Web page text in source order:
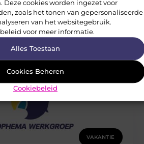
Deze cookies worden ingezet voor
zoals het tonen van gepersonaliseerde
van het websitegebruik.
voor meer informatie.
Alles Toestaan
Cookies Beheren
Cookiebeleid
in een natuurrijke omgeving,
hoeven rijden? Dan is Camping
VAKANTIE